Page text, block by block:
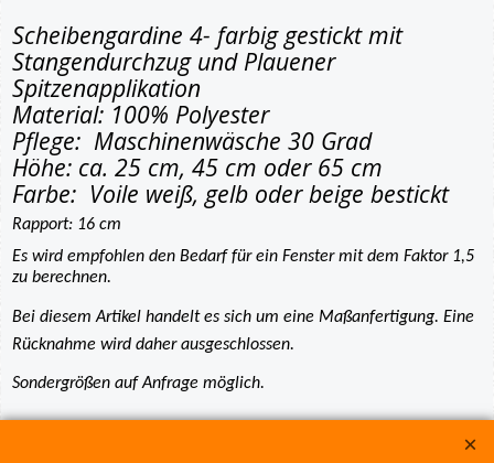
Scheibengardine 4- farbig gestickt mit
Stangendurchzug und Plauener
Spitzenapplikation
Material: 100% Polyester
Pflege: Maschinenwäsche 30 Grad
Höhe: ca. 25 cm, 45 cm oder 65 cm
Farbe: Voile weiß, gelb oder beige bestickt
Rapport: 16 cm
Es wird empfohlen den Bedarf für ein Fenster mit dem Faktor 1,5
zu berechnen.
Bei diesem Artikel handelt es sich um eine Maßanfertigung. Eine
Rücknahme wird daher ausgeschlossen.
Sondergrößen auf Anfrage möglich.